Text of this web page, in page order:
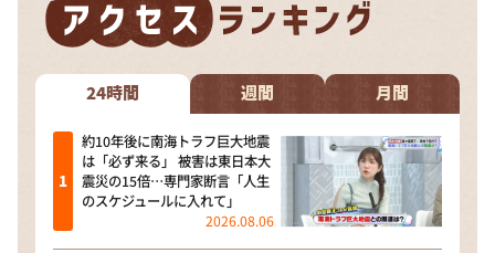
24時間 週間 月間
約10年後に南海トラフ巨大地震
は「必ず来る」 被害は東日本大
震災の15倍…専門家断言「人生
のスケジュールに入れて」
2026.08.06